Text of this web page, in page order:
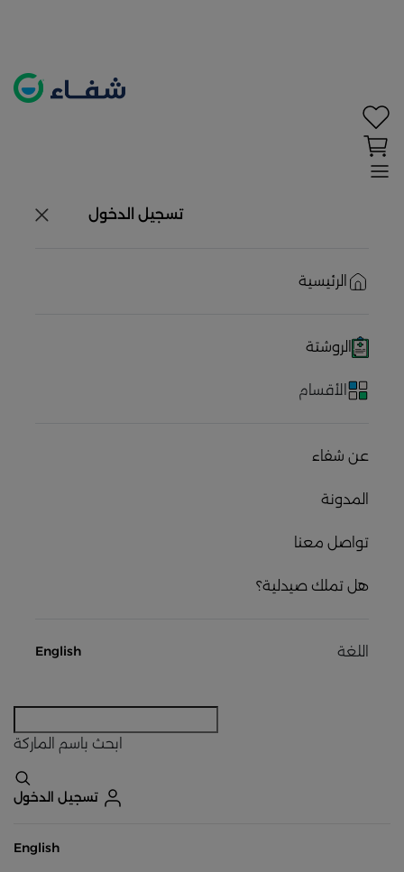
تسجيل الدخول
الرئيسية
الروشتة
الأقسام
عن شفاء
المدونة
تواصل معنا
هل تملك صيدلية؟
اللغة English
ابحث باسم الماركة
تسجيل الدخول
English